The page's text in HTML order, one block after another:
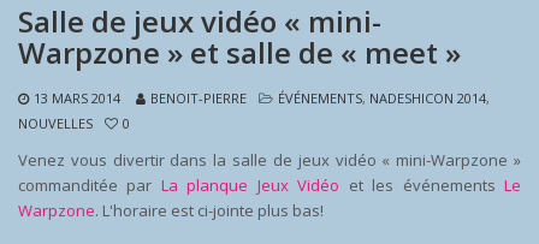
Salle de jeux vidéo « mini-
Warpzone » et salle de « meet »
13 MARS 2014 BENOIT-PIERRE ÉVÉNEMENTS, NADESHICON 2014,
NOUVELLES
0
Venez vous divertir dans la salle de jeux vidéo « mini-Warpzone »
commanditée par La planque Jeux Vidéo et les événementsLe
Warpzone. L'horaire est ci-jointe plus bas!